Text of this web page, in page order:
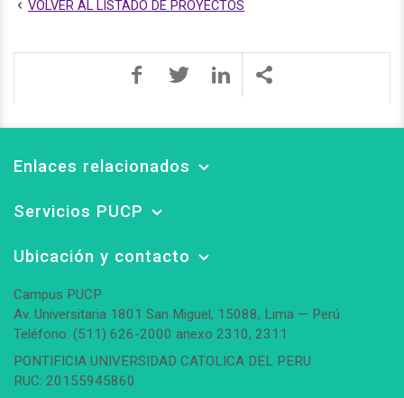
VOLVER AL LISTADO DE PROYECTOS
Enlaces relacionados
Servicios PUCP
Ubicación y contacto
Campus PUCP
Av. Universitaria 1801 San Miguel, 15088, Lima — Perú
Teléfono: (511) 626-2000 anexo 2310, 2311
PONTIFICIA UNIVERSIDAD CATOLICA DEL PERU
RUC: 20155945860